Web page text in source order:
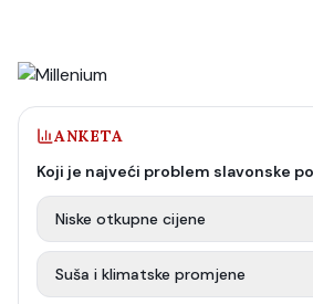
ANKETA
Koji je najveći problem slavonske
Niske otkupne cijene
Suša i klimatske promjene